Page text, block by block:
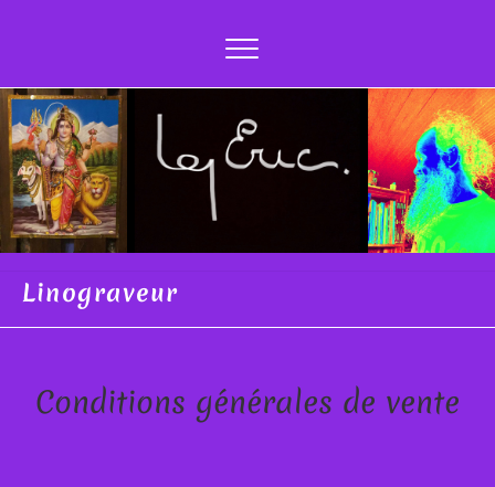
Linograveur
Conditions générales de vente